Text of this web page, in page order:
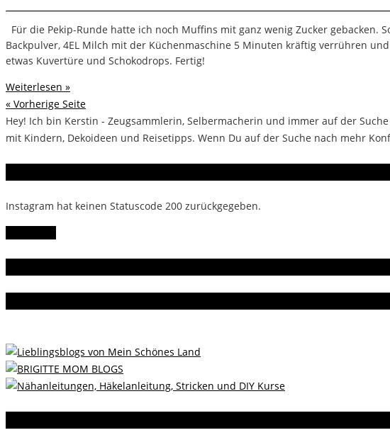
Für die Pekip-Runde hatte ich noch Muffins mit ganz wenig Zucker gebacken.
Backpulver, 4EL Milch mit der Küchenmaschine 5 Minuten kräftig verrühren
etwas Kuvertüre und Schokodrops. Fertig!
Weiterlesen »
« Vorherige Seite
Hey! Ich bin Kerstin - Zeugsammlerin, Selbermacherin und immer auf der
mit Kindern, Dekoideen und Reisetipps. Wenn Du auf der Suche nach mehr
Instagram hat keinen Statuscode 200 zurückgegeben.